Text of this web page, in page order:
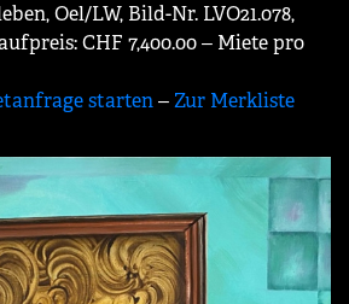
Oel/LW, Bild-Nr. LVO21.078,
CHF 7,400.00 ‒ Miete pro
starten‒Zur Merkliste